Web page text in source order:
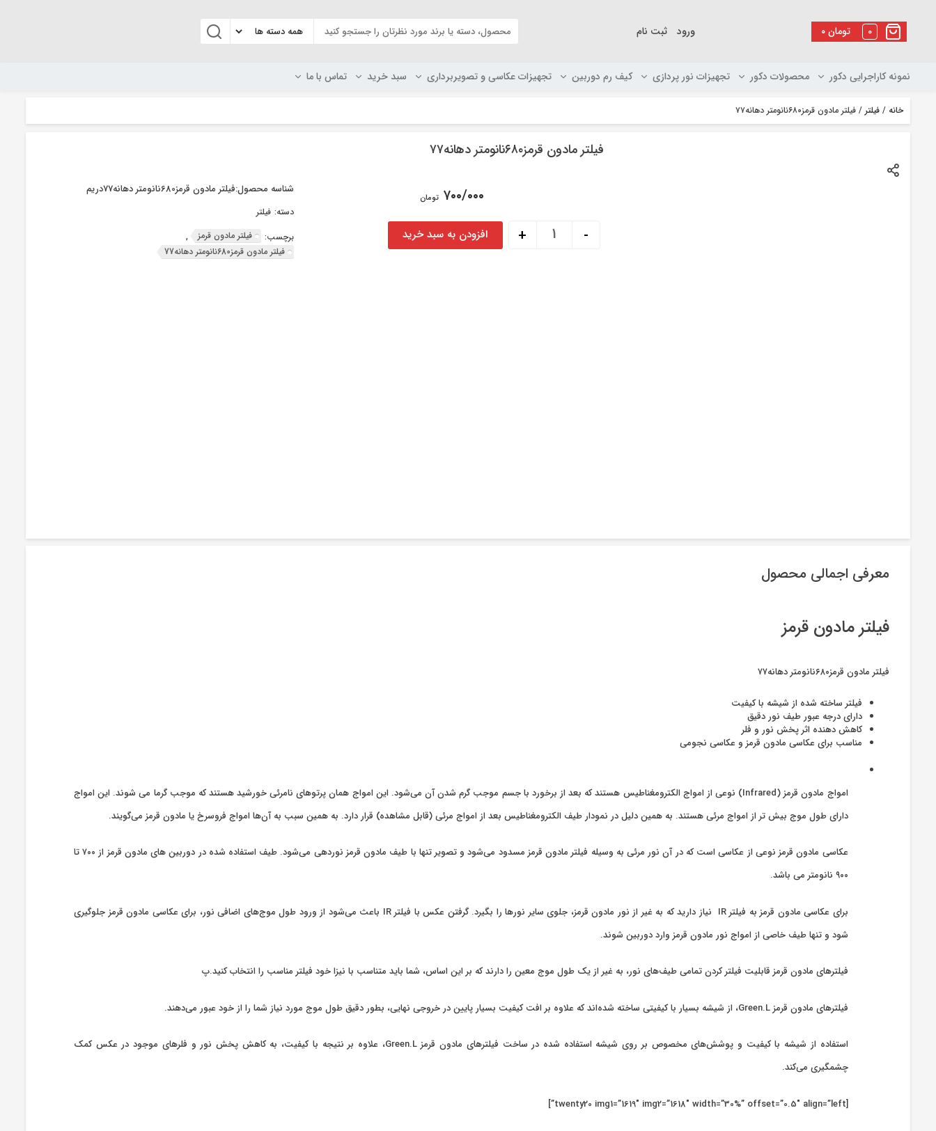
۰تومان 0 ورود ثبت نام
نمونه کاراجرایی دکور محصولات دکور تجهیزات نور پردازی کیف رم دوربین تجهیزات عکاسی و تصویربرداری سبد خرید تماس با ما
خانه / فیلتر / فیلتر مادون قرمز۶۸۰نانومتر دهانه۷۷
فیلتر مادون قرمز۶۸۰نانومتر دهانه۷۷
۷۰۰/۰۰۰ تومان
فیلتر مادون قرمز680نانومتر دهانه77 عدد
-
+ افزودن به سبد خرید
شناسه محصول:فیلتر مادون قرمز680نانومتر دهانه77دریم
دسته: فیلتر
برچسب:
فیلتر مادون قرمز
,
فیلتر مادون قرمز680نانومتر دهانه77
معرفی اجمالی محصول
فیلتر مادون قرمز
فیلتر مادون قرمز۶۸۰نانومتر دهانه۷۷
فیلتر ساخته شده از شیشه با کیفیت
دارای درجه عبور طیف نور دقیق
کاهش دهنده اثر پخش نور و فلر
مناسب برای عکاسی مادون قرمز و عکاسی نجومی
امواج مادون قرمز (Infrared) نوعی از امواج الکترومغناطیس هستند که بعد از برخورد با جسم موجب گرم شدن آن می‌شود. این امواج همان پرتوهای نامرئی خورشید هستند که موجب گرما می شوند. این امواج
دارای طول موج بیش تر از امواج مرئی هستند. به همین دلیل در نمودار طیف الکترومغناطیس بعد از امواج مرئی (قابل مشاهده) قرار دارد. به همین سبب به آن‌ها امواج فروسرخ یا مادون قرمز می‌گویند.
عکاسی مادون قرمز نوعی از عکاسی است که در آن نور مرئی به وسیله فیلتر مادون قرمز مسدود می‌شود و تصویر تنها با طیف مادون قرمز نوردهی می‌شود. طیف استفاده شده در دوربین های مادون قرمز از ۷۰۰ تا
۹۰۰ نانومتر می باشد.
برای عکاسی مادون قرمز به فیلتر IR نیاز دارید که به غیر از نور مادون قرمز، جلوی سایر نورها را بگیرد. گرفتن عکس با فیلتر IR باعث می‌شود از ورود طول موج‌‌های اضافی نور، برای عکاسی مادون قرمز جلوگیری
شود و تنها طیف خاصی از امواج نور مادون قرمز وارد دوربین شوند.
فیلترهای مادون قرمز قابلیت فیلتر کردن تمامی طیف‌های نور، به غیر از یک طول موج معین را دارند که بر این اساس، شما باید متناسب با نیزا خود فیلتر مناسب را انتخاب کنید.پ
فیلترهای مادون قرمز Green.L، از شیشه بسیار با کیفیتی ساخته شده‌اند که علاوه بر افت کیفیت بسیار پایین در خروجی نهایی، بطور دقیق طول موج مورد نیاز شما را از خود عبور می‌دهند.
استفاده از شیشه با کیفیت و پوشش‌های مخصوص بر روی شیشه استفاده شده در ساخت فیلترهای مادون قرمز Green.L، علاوه بر نتیجه با کیفیت، به کاهش پخش نور و فلر‌های موجود در عکس کمک
چشمگیری می‌کند.
[twenty20 img1=”1619″ img2=”1618″ width=”30%” offset=”0.5″ align=”left”]